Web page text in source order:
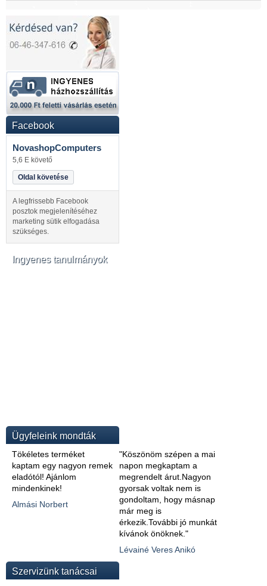
Facebook
NovashopComputers
5,6 E követő
Oldal követése
A legfrissebb Facebook
posztok megjelenítéséhez
marketing sütik elfogadása
szükséges.
Ingyenes tanulmányok
Ügyfeleink mondták
Tökéletes terméket
kaptam egy nagyon remek
eladótól! Ajánlom
mindenkinek!
Almási Norbert
"Köszönöm szépen a mai
napon megkaptam a
megrendelt árut.Nagyon
gyorsak voltak nem is
gondoltam, hogy másnap
már meg is
érkezik.További jó munkát
kívánok önöknek."
Lévainé Veres Anikó
Szervizünk tanácsai